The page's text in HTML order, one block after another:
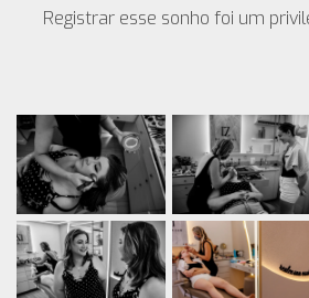
Registrar esse sonho foi um